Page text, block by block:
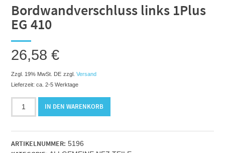
Bordwandverschluss links 1Plus
EG 410
26,58€
Zzgl. 19% MwSt. DE zzgl.Versand
Lieferzeit: ca. 2-5 Werktage
EG
410
IN DEN WARENKORB
ARTIKELNUMMER: 5196